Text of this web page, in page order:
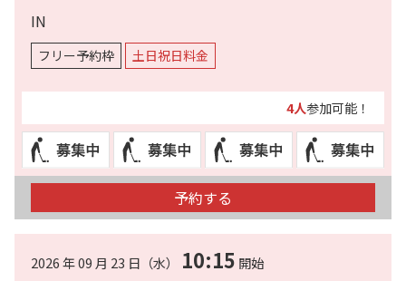
IN
フリー予約枠 土日祝日料金
4人参加可能！
予約する
2026 年 09 月 23 日（水） 10:15 開始